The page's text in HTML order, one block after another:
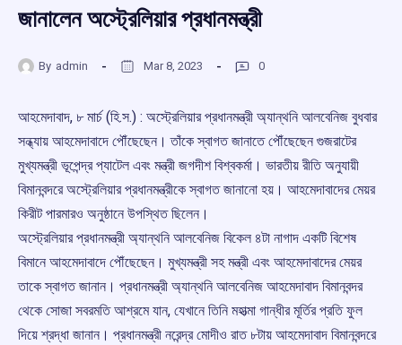
জানালেন অস্ট্রেলিয়ার প্রধানমন্ত্রী
By admin Mar 8, 2023 0
আহমেদাবাদ, ৮ মার্চ (হি.স.) : অস্ট্রেলিয়ার প্রধানমন্ত্রী অ্যান্থনি আলবেনিজ বুধবার
সন্ধ্যায় আহমেদাবাদে পৌঁছেছেন। তাঁকে স্বাগত জানাতে পৌঁছেছেন গুজরাটের
মুখ্যমন্ত্রী ভূপেন্দ্র প্যাটেল এবং মন্ত্রী জগদীশ বিশ্বকর্মা। ভারতীয় রীতি অনুযায়ী
বিমানবন্দরে অস্ট্রেলিয়ার প্রধানমন্ত্রীকে স্বাগত জানানো হয়। আহমেদাবাদের মেয়র
কিরীট পারমারও অনুষ্ঠানে উপস্থিত ছিলেন।
অস্ট্রেলিয়ার প্রধানমন্ত্রী অ্যান্থনি আলবেনিজ বিকেল ৪টা নাগাদ একটি বিশেষ
বিমানে আহমেদাবাদে পৌঁছেছেন। মুখ্যমন্ত্রী সহ মন্ত্রী এবং আহমেদাবাদের মেয়র
তাকে স্বাগত জানান। প্রধানমন্ত্রী অ্যান্থনি আলবেনিজ আহমেদাবাদ বিমানবন্দর
থেকে সোজা সবরমতি আশ্রমে যান, যেখানে তিনি মহাত্মা গান্ধীর মূর্তির প্রতি ফুল
দিয়ে শ্রদ্ধা জানান। প্রধানমন্ত্রী নরেন্দ্র মোদীও রাত ৮টায় আহমেদাবাদ বিমানবন্দরে